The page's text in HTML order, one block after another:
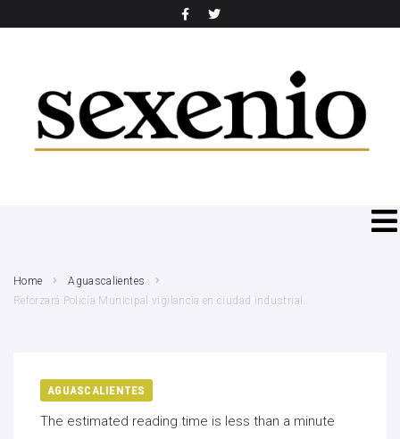
Home
Aguascalientes
Reforzará Policía Municipal vigilancia en ciudad industrial.
AGUASCALIENTES
The estimated reading time is less than a minute
SEARCH THIS WEBSITE